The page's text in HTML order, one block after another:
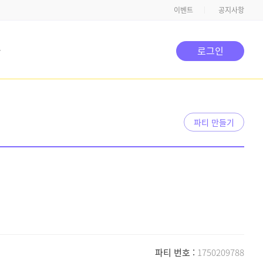
이벤트 공지사항
로그인
파티 만들기
파티 번호 : 1750209788